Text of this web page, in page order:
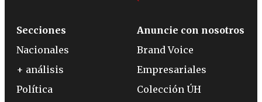
Secciones
Nacionales
+ análisis
Política
Anuncie con nosotros
Brand Voice
Empresariales
Colección ÚH